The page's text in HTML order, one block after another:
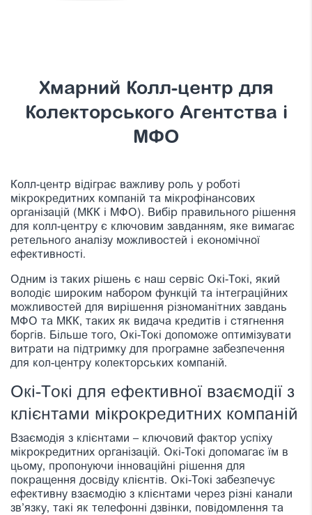
Хмарний Колл-центр для
Колекторського Агентства і
МФО
Колл-центр відіграє важливу роль у роботі
мікрокредитних компаній та мікрофінансових
організацій (МКК і МФО). Вибір правильного рішення
для колл-центру є ключовим завданням, яке вимагає
ретельного аналізу можливостей і економічної
ефективності.
Одним із таких рішень є наш сервіс Окі-Токі, який
володіє широким набором функцій та інтеграційних
можливостей для вирішення різноманітних завдань
МФО та МКК, таких як видача кредитів і стягнення
боргів. Більше того, Окі-Токі допоможе оптимізувати
витрати на підтримку для програмне забезпечення
для кол-центру колекторських компаній.
Окі-Токі для ефективної взаємодії з
клієнтами мікрокредитних компаній
Взаємодія з клієнтами – ключовий фактор успіху
мікрокредитних організацій. Окі-Токі допомагає їм в
цьому, пропонуючи інноваційні рішення для
покращення досвіду клієнтів. Окі-Токі забезпечує
ефективну взаємодію з клієнтами через різні канали
зв’язку, такі як телефонні дзвінки, повідомлення та